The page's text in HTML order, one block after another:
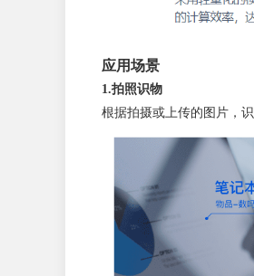
应用场景
1.拍照识物
根据拍摄或上传的图片，